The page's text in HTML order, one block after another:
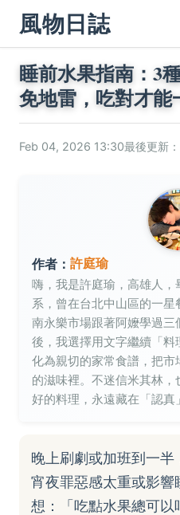
風物日誌
睡前水果指南：3
免地雷，吃對才能
Feb 04, 2026 13:30最後更新
作者： 許庭瑜
嗨，我是許庭瑜，高雄人
系，曾在台北中山區的一
南永樂市場跟著阿嬤學過
後，我選擇用文字繼續「
化為親切的家常食譜，把
的滋味裡。不迷信米其林
好的料理，永遠藏在「認真
晚上刷劇或加班到一
宵夜罪惡感太重或影響
想：「吃點水果總可以